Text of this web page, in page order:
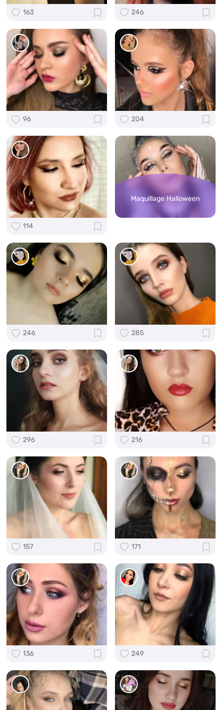
163 246
96 204
114
Maquillage Halloween
246 285
296 216
157 171
136 249